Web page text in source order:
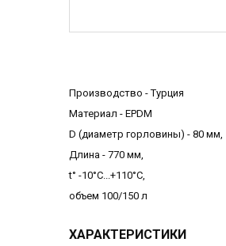
Производство - Турция
Материал - EPDM
D (диаметр горловины) - 80 мм,
Длина - 770 мм,
t° -10°C...+110°C,
объем 100/150 л
ХАРАКТЕРИСТИКИ